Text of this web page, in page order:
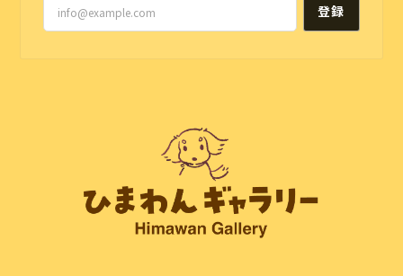
登録